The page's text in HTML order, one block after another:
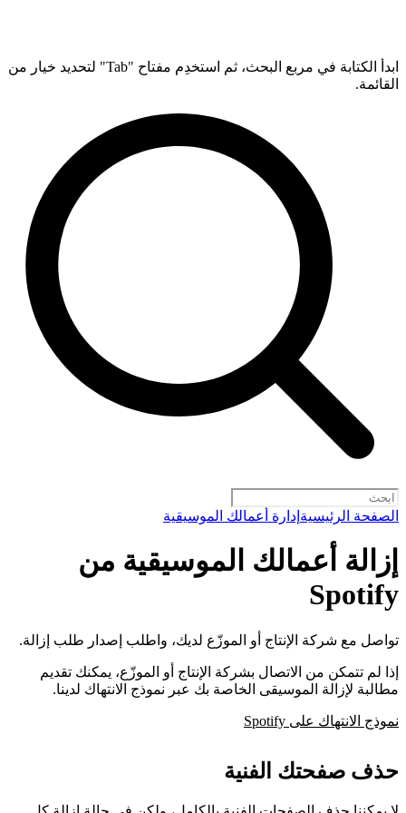
ابدأ الكتابة في مربع البحث، ثم استخدِم مفتاح "Tab" لتحديد خيار من
القائمة.
الصفحة الرئيسية إدارة أعمالك الموسيقية
إزالة أعمالك الموسيقية من
Spotify
تواصل مع شركة الإنتاج أو الموزّع لديك، واطلب إصدار طلب إزالة.
إذا لم تتمكن من الاتصال بشركة الإنتاج أو الموزّع، يمكنك تقديم
مطالبة لإزالة الموسيقى الخاصة بك عبر نموذج الانتهاك لدينا.
نموذج الانتهاك على Spotify
حذف صفحتك الفنية